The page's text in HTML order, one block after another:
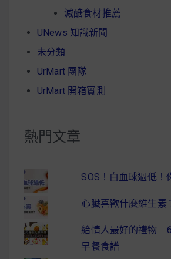
減醣食材推薦
UNews 知識新聞
未分類
UrMart 團隊
UrMart 開箱實測
熱門文章
SOS！白血球過低！
心臟喜歡什麼維生素
給情人最好的禮物
早餐食譜